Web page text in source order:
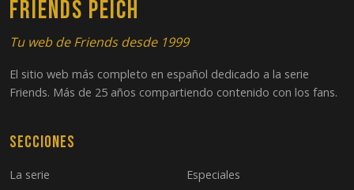
FRIENDS PEICH
Tu web de Friends desde 1999
El sitio web más completo en español dedicado a la serie
Friends. Más de 25 años compartiendo contenido con los fans.
Secciones
La serie
Especiales